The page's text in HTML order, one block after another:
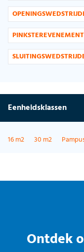
PINKSTEREVENEMENT
Eenheidsklassen
16 m2 30 m2
Ontdek